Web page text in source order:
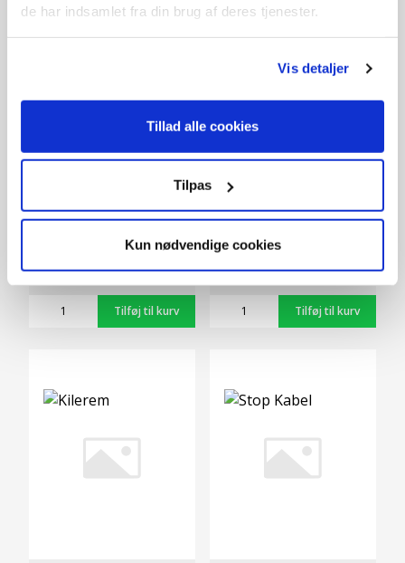
de har indsamlet fra din brug af deres tjenester.
Vis detaljer
Tillad alle cookies
Tilpas
Kun nødvendige cookies
Vingekniv standard Kilerem
149,-